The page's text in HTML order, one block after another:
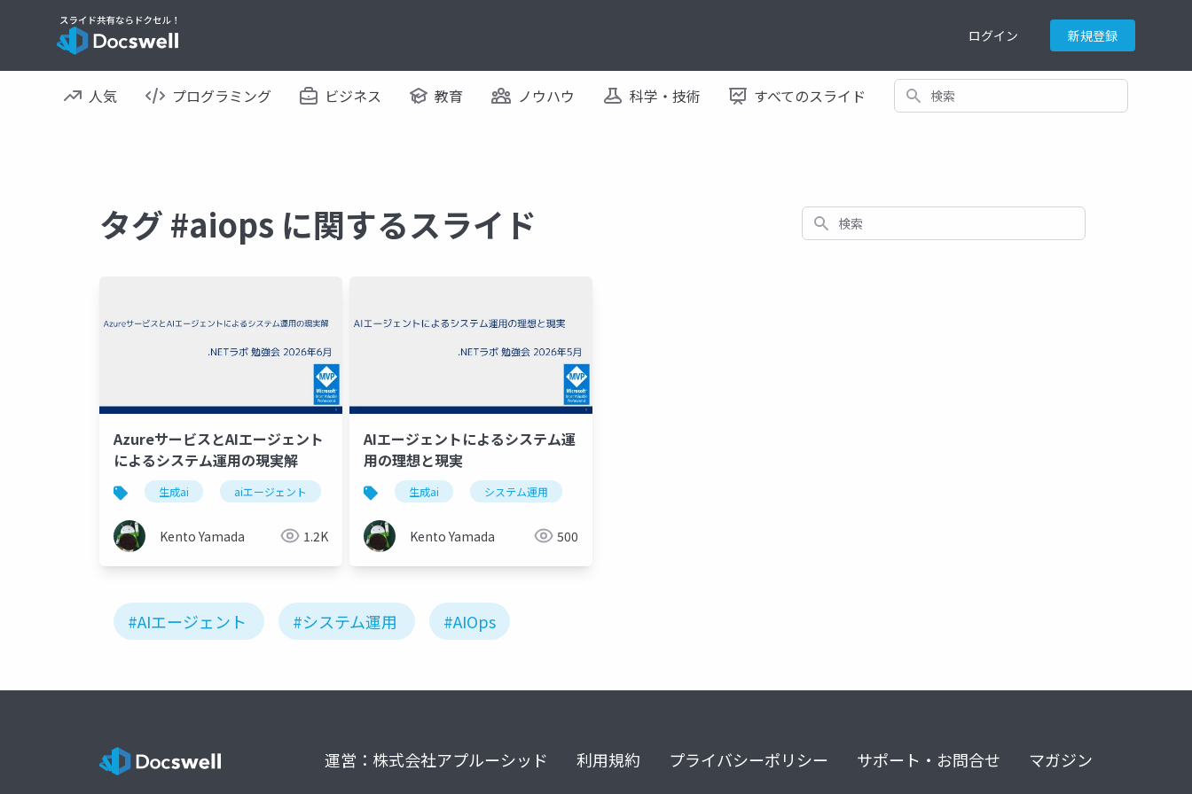
ログイン 新規登録
人気 プログラミング ビジネス 教育 ノウハウ 科学・技術 すべてのスライド 検索
タグ #aiops に関するスライド 検索
AzureサービスとAIエージェント
によるシステム運用の現実解
生成ai aiエージェント システム システム運用 azure
Kento Yamada 1.2K
AIエージェントによるシステム運
用の理想と現実
生成ai システム運用
Kento Yamada 500
#AIエージェント #システム運用 #AIOps
運営：株式会社アプルーシッド 利用規約 プライバシーポリシー サポート・お問合せ マガジン